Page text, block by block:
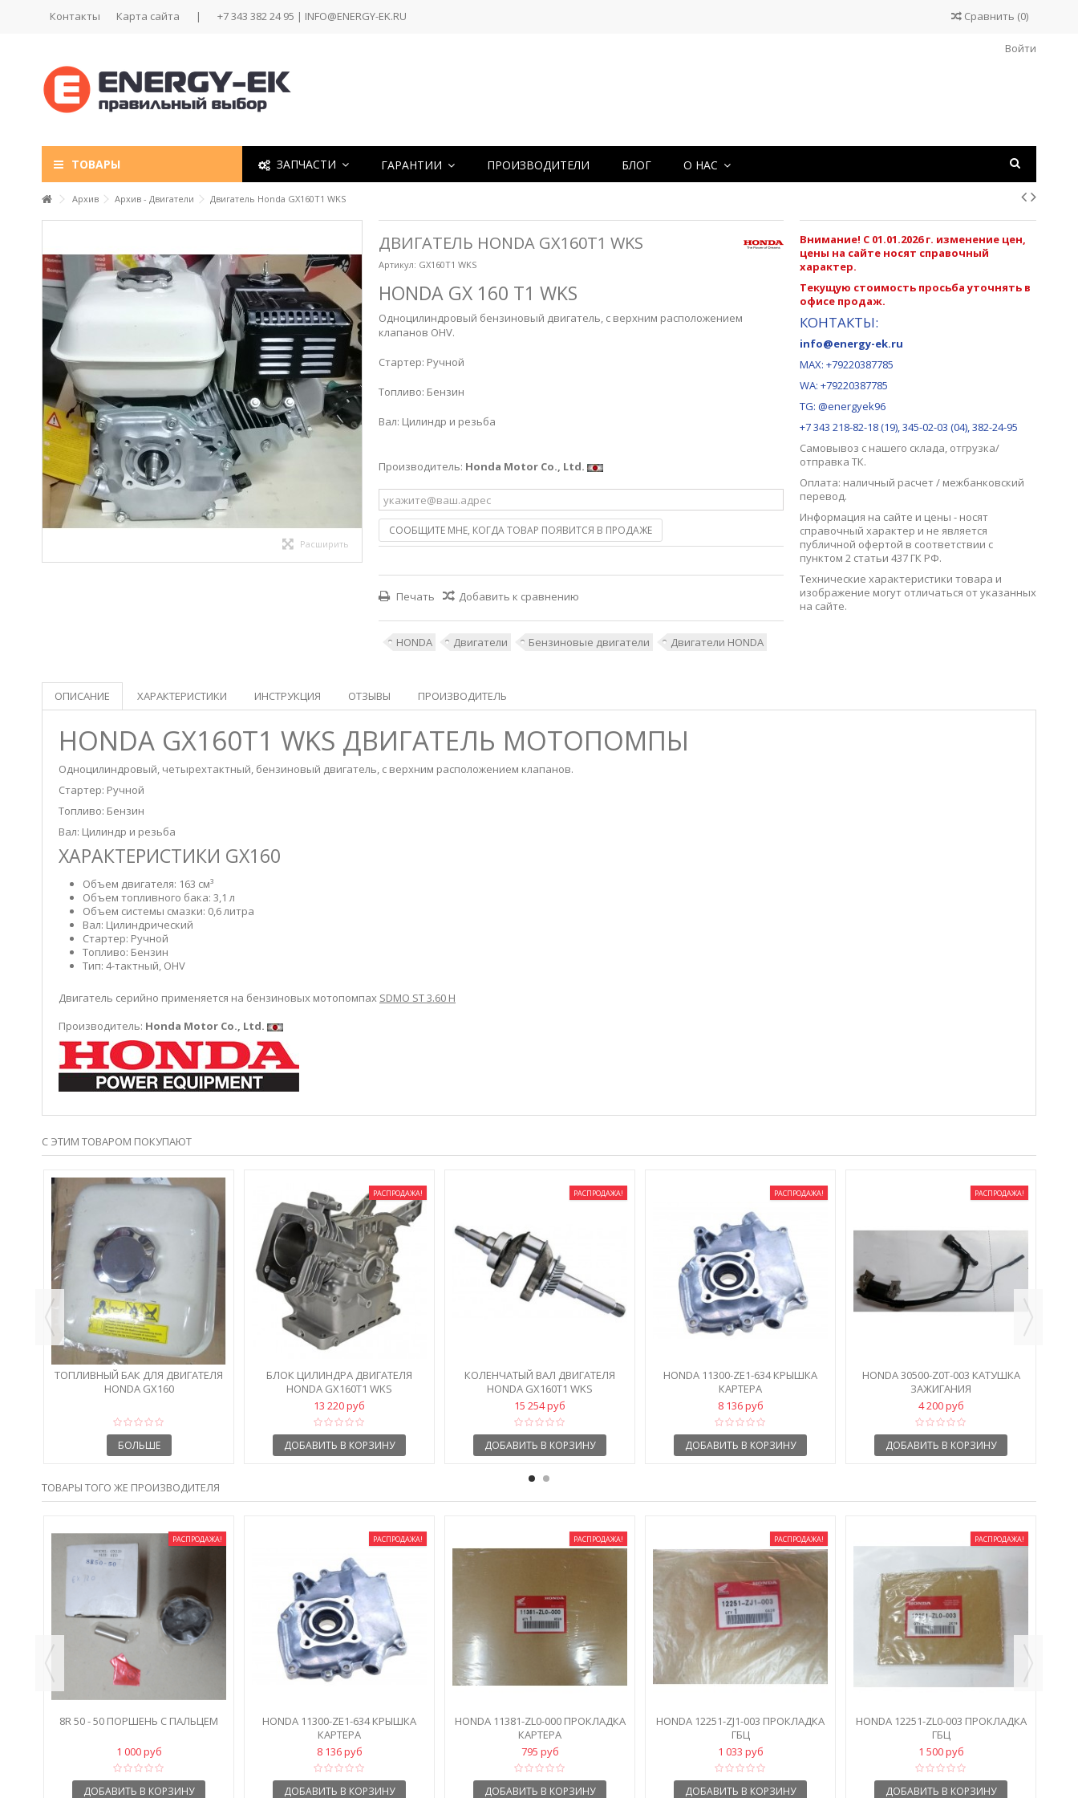
Контакты Карта сайта | +7 343 382 24 95 | INFO@ENERGY-EK.RU Сравнить (0)
Войти
ТОВАРЫ ЗАПЧАСТИ ГАРАНТИИ ПРОИЗВОДИТЕЛИ БЛОГ О НАС
Архив Архив - Двигатели Двигатель Honda GX160T1 WKS
Расширить
ДВИГАТЕЛЬ HONDA GX160T1 WKS
Артикул: GX160T1 WKS
HONDA GX 160 T1 WKS
Одноцилиндровый бензиновый двигатель, с верхним расположением
клапанов OHV.
Стартер: Ручной
Топливо: Бензин
Вал: Цилиндр и резьба
Производитель: Honda Motor Co., Ltd.
СООБЩИТЕ МНЕ, КОГДА ТОВАР ПОЯВИТСЯ В ПРОДАЖЕ
Печать Добавить к сравнению
HONDA Двигатели Бензиновые двигатели Двигатели HONDA
Внимание! С 01.01.2026 г. изменение цен,
цены на сайте носят справочный
характер.
Текущую стоимость просьба уточнять в
офисе продаж.
КОНТАКТЫ:
info@energy-ek.ru
MAX: +79220387785
WA: +79220387785
TG: @energyek96
+7 343 218-82-18 (19), 345-02-03 (04), 382-24-95
Самовывоз с нашего склада, отгрузка/
отправка ТК.
Оплата: наличный расчет / межбанковский
перевод.
Информация на сайте и цены - носят
справочный характер и не является
публичной офертой в соответствии с
пунктом 2 статьи 437 ГК РФ.
Технические характеристики товара и
изображение могут отличаться от указанных
на сайте.
ОПИСАНИЕ ХАРАКТЕРИСТИКИ ИНСТРУКЦИЯ ОТЗЫВЫ ПРОИЗВОДИТЕЛЬ
HONDA GX160T1 WKS ДВИГАТЕЛЬ МОТОПОМПЫ
Одноцилиндровый, четырехтактный, бензиновый двигатель, с верхним расположением клапанов.
Стартер: Ручной
Топливо: Бензин
Вал: Цилиндр и резьба
ХАРАКТЕРИСТИКИ GX160
Объем двигателя: 163 см³
Объем топливного бака: 3,1 л
Объем системы смазки: 0,6 литра
Вал: Цилиндрический
Стартер: Ручной
Топливо: Бензин
Тип: 4-тактный, OHV
Двигатель серийно применяется на бензиновых мотопомпах SDMO ST 3.60 H
Производитель: Honda Motor Co., Ltd.
С ЭТИМ ТОВАРОМ ПОКУПАЮТ
ТОПЛИВНЫЙ БАК ДЛЯ ДВИГАТЕЛЯ
HONDA GX160
БОЛЬШЕ
РАСПРОДАЖА!
БЛОК ЦИЛИНДРА ДВИГАТЕЛЯ
HONDA GX160T1 WKS
13 220 руб
ДОБАВИТЬ В КОРЗИНУ
РАСПРОДАЖА!
КОЛЕНЧАТЫЙ ВАЛ ДВИГАТЕЛЯ
HONDA GX160T1 WKS
15 254 руб
ДОБАВИТЬ В КОРЗИНУ
РАСПРОДАЖА!
HONDA 11300-ZE1-634 КРЫШКА
КАРТЕРА
8 136 руб
ДОБАВИТЬ В КОРЗИНУ
РАСПРОДАЖА!
HONDA 30500-Z0T-003 КАТУШКА
ЗАЖИГАНИЯ
4 200 руб
ДОБАВИТЬ В КОРЗИНУ
ТОВАРЫ ТОГО ЖЕ ПРОИЗВОДИТЕЛЯ
РАСПРОДАЖА!
8R 50 - 50 ПОРШЕНЬ С ПАЛЬЦЕМ
1 000 руб
ДОБАВИТЬ В КОРЗИНУ
РАСПРОДАЖА!
HONDA 11300-ZE1-634 КРЫШКА
КАРТЕРА
8 136 руб
ДОБАВИТЬ В КОРЗИНУ
РАСПРОДАЖА!
HONDA 11381-ZL0-000 ПРОКЛАДКА
КАРТЕРА
795 руб
ДОБАВИТЬ В КОРЗИНУ
РАСПРОДАЖА!
HONDA 12251-ZJ1-003 ПРОКЛАДКА
ГБЦ
1 033 руб
ДОБАВИТЬ В КОРЗИНУ
РАСПРОДАЖА!
HONDA 12251-ZL0-003 ПРОКЛАДКА
ГБЦ
1 500 руб
ДОБАВИТЬ В КОРЗИНУ